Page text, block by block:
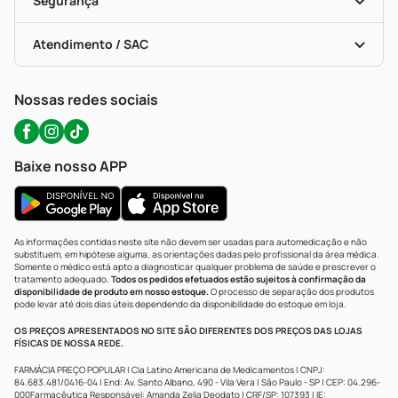
Troca E Devolução
Bulas De A A Z
Políticas De Marketplace
Testes Rápidos
Autoteste Covid-19
Certificado De Segurança
Portal Da Privacidade
Atendimento / SAC
WhatsApp (47) 9202-1687
Nossas redes sociais
Baixe nosso APP
As informações contidas neste site não devem ser usadas para automedicação e não
substituem, em hipótese alguma, as orientações dadas pelo profissional da área médica.
Somente o médico está apto a diagnosticar qualquer problema de saúde e prescrever o
tratamento adequado. Todos os pedidos efetuados estão sujeitos à confirmação da
disponibilidade de produto em nosso estoque.O processo de separação dos produtos
pode levar até dois dias úteis dependendo da disponibilidade do estoque em loja.
OS PREÇOS APRESENTADOS NO SITE SÃO DIFERENTES DOS PREÇOS DAS LOJAS
FÍSICAS DE NOSSA REDE.
FARMÁCIA PREÇO POPULAR | Cia Latino Americana de Medicamentos | CNPJ:
84.683.481/0416-04 | End: Av. Santo Albano, 490 - Vila Vera | São Paulo - SP | CEP: 04.296-
000Farmacêutica Responsável: Amanda Zelia Deodato | CRF/SP: 107393 | IE: